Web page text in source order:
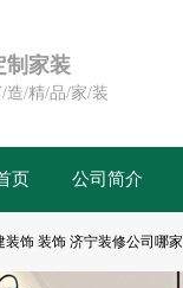
制家装
造/精/品/家/装
页 公司简介
饰 装饰 济宁装修公司哪